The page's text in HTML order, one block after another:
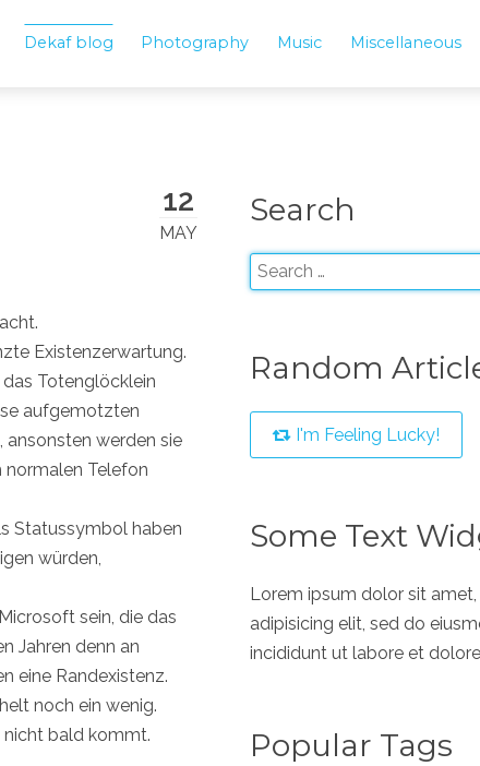
Dekaf blog Photography Music Miscellaneous
12
MAY
Existenzerwartung.
Totenglöcklein
aufgemotzten
ansonsten werden sie
normalen Telefon
Statussymbol haben
würden,
sein, die das
Jahren denn an
eine Randexistenz.
noch ein wenig.
nicht bald kommt.
Search
Random
I'm Feeling Lucky!
Some Text
Lorem ipsum dolor sit
adipisicing elit, sed do
incididunt ut labore et
Popular Tags